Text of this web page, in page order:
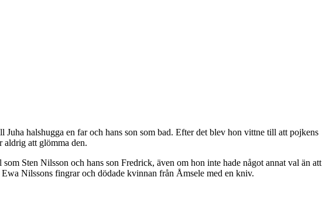
halshugga en far och hans son som bad. Efter det blev hon vittne till att pojkens
aldrig att glömma den.
Sten Nilsson och hans son Fredrick, även om hon inte hade något annat val än att
Nilssons fingrar och dödade kvinnan från Åmsele med en kniv.